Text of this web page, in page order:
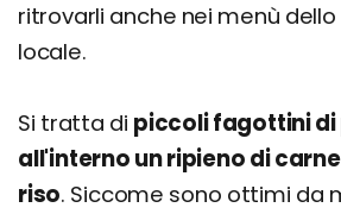
ritrovarli anche nei menù
locale.
Si tratta di piccoli fagottini
all'interno un ripieno di
riso. Siccome sono ottimi da